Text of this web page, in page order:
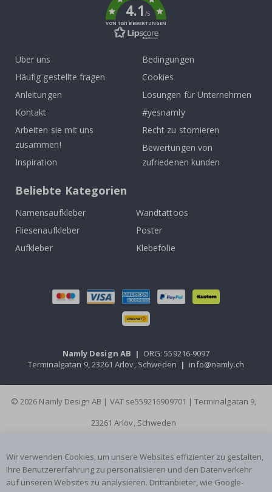
4.1/5
VON 1031 BEWERTUNGEN
Über uns
Häufig gestellte fragen
Anleitungen
Kontakt
Arbeiten sie mit uns
zusammen!
Inspiration
Bedingungen
Cookies
Lösungen für Unternehmen
#yesnamly
Recht zu stornieren
Bewertungen von
zufriedenen kunden
Beliebte Kategorien
Namensaufkleber
Wandtattoos
Fliesenaufkleber
Poster
Aufkleber
Klebefolie
Namly Design AB | ORG: 559216-9097
Terminalgatan 9, 23261 Arlöv, Schweden | info@namly.ch
© 2026 Namly Design AB | VAT se559216909701 | Terminalgatan 9,
23261 Arlöv, Schweden
Wir verwenden Cookies, um unsere Websites effizienter zu gestalten,
Ihre Benutzererfahrung zu personalisieren und den Datenverkehr
auf unseren Websites zu analysieren. Drittanbieter, wie Google-